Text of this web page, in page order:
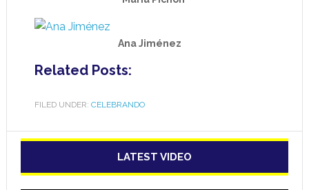
Ana Jiménez
Related Posts:
FILED UNDER: CELEBRANDO
LATEST VIDEO